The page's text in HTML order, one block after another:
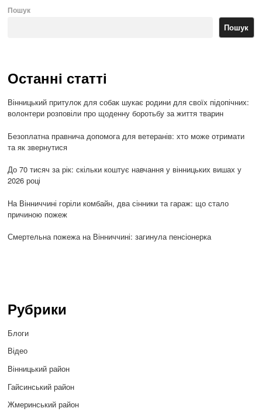
Пошук
Пошук
Останні статті
Вінницький притулок для собак шукає родини для своїх підопічних:
волонтери розповіли про щоденну боротьбу за життя тварин
Безоплатна правнича допомога для ветеранів: хто може отримати
та як звернутися
До 70 тисяч за рік: скільки коштує навчання у вінницьких вишах у
2026 році
На Вінниччині горіли комбайн, два сінники та гараж: що стало
причиною пожеж
Смертельна пожежа на Вінниччині: загинула пенсіонерка
Рубрики
Блоги
Відео
Вінницький район
Гайсинський район
Жмеринський район